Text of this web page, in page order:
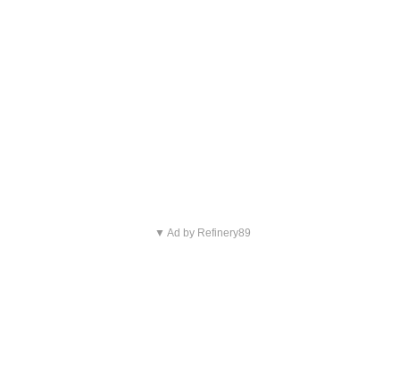
▼ Ad by Refinery89